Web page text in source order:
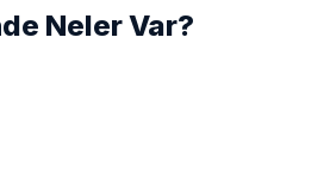
Neler Var?